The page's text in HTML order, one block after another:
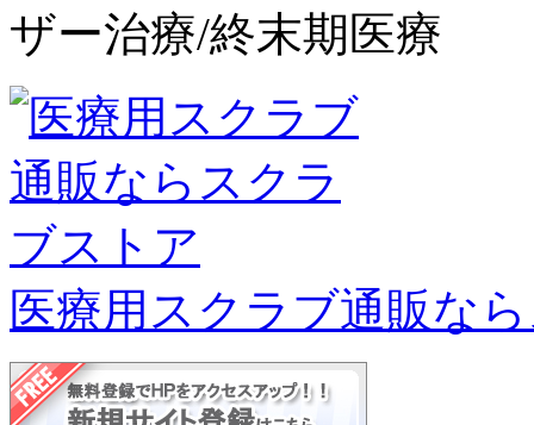
ザー治療/終末期医療
医療用スクラブ通販な